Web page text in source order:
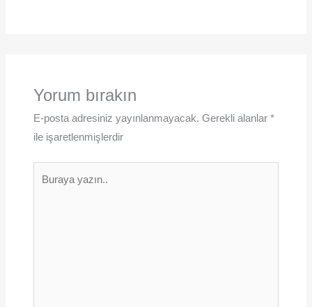
Yorum bırakın
E-posta adresiniz yayınlanmayacak. Gerekli alanlar *
ile işaretlenmişlerdir